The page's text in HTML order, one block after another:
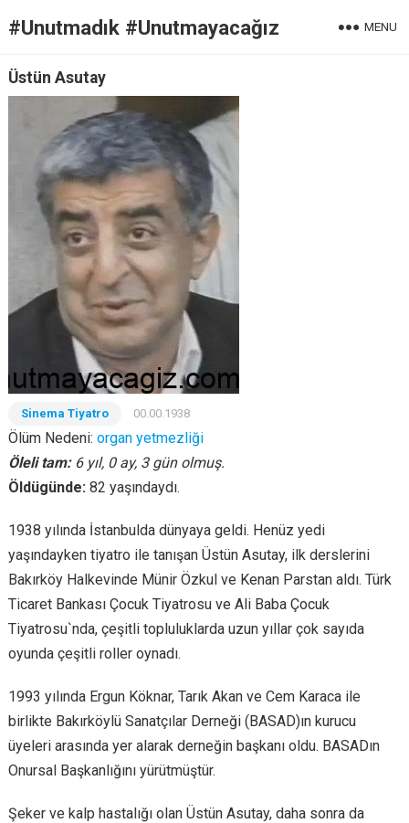
#Unutmadık #Unutmayacağız MENU
Üstün Asutay
Sinema Tiyatro 00.00.1938
Ölüm Nedeni: organ yetmezliği
Öleli tam: 6 yıl, 0 ay, 3 gün olmuş.
Öldügünde: 82 yaşındaydı.
1938 yılında İstanbulda dünyaya geldi. Henüz yedi
yaşındayken tiyatro ile tanışan Üstün Asutay, ilk derslerini
Bakırköy Halkevinde Münir Özkul ve Kenan Parstan aldı. Türk
Ticaret Bankası Çocuk Tiyatrosu ve Ali Baba Çocuk
Tiyatrosu`nda, çeşitli topluluklarda uzun yıllar çok sayıda
oyunda çeşitli roller oynadı.
1993 yılında Ergun Köknar, Tarık Akan ve Cem Karaca ile
birlikte Bakırköylü Sanatçılar Derneği (BASAD)ın kurucu
üyeleri arasında yer alarak derneğin başkanı oldu. BASADın
Onursal Başkanlığını yürütmüştür.
Şeker ve kalp hastalığı olan Üstün Asutay, daha sonra da